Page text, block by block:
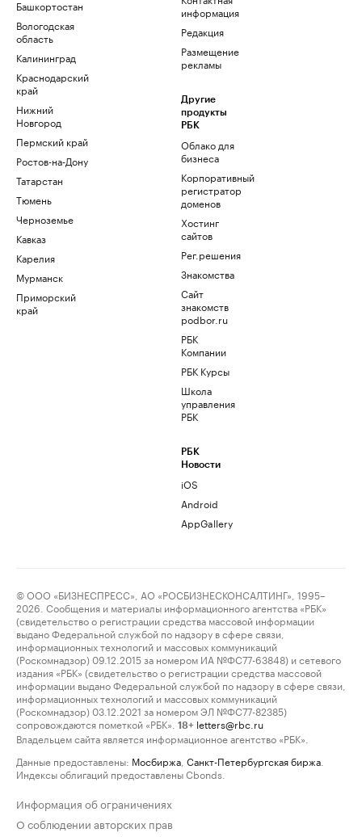
Башкортостан
Вологодская
область
Калининград
Краснодарский
край
Нижний
Новгород
Пермский край
Ростов-на-Дону
Татарстан
Тюмень
Черноземье
Кавказ
Карелия
Мурманск
Приморский
край
информация
Редакция
Размещение
рекламы
Другие
продукты
РБК
Облако для
бизнеса
Корпоративный
регистратор
доменов
Хостинг
сайтов
Рег.решения
Знакомства
Сайт
знакомств
podbor.ru
РБК
Компании
РБК Курсы
Школа
управления
РБК
РБК
Новости
iOS
Android
AppGallery
© ООО «БИЗНЕСПРЕСС», АО «РОСБИЗНЕСКОНСАЛТИНГ», 1995–
2026. Сообщения и материалы информационного агентства «РБК»
(свидетельство о регистрации средства массовой информации
выдано Федеральной службой по надзору в сфере связи,
информационных технологий и массовых коммуникаций
(Роскомнадзор) 09.12.2015 за номером ИА №ФС77-63848) и сетевого
издания «РБК» (свидетельство о регистрации средства массовой
информации выдано Федеральной службой по надзору в сфере связи,
информационных технологий и массовых коммуникаций
(Роскомнадзор) 03.12.2021 за номером ЭЛ №ФС77-82385)
сопровождаются пометкой «РБК».
18+ letters@rbc.ru
Владельцем сайта является информационное агентство «РБК».
Данные предоставлены: Мосбиржа Санкт-Петербургская биржа
Индексы облигаций предоставлены Cbonds.
Информация об ограничениях
О соблюдении авторских прав